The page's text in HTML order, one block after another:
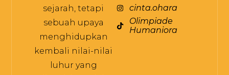
sejarah, tetapi
sebuah upaya
menghidupkan
kembali nilai-nilai
luhur yang
cinta.ohara
Olimpiade
Humaniora